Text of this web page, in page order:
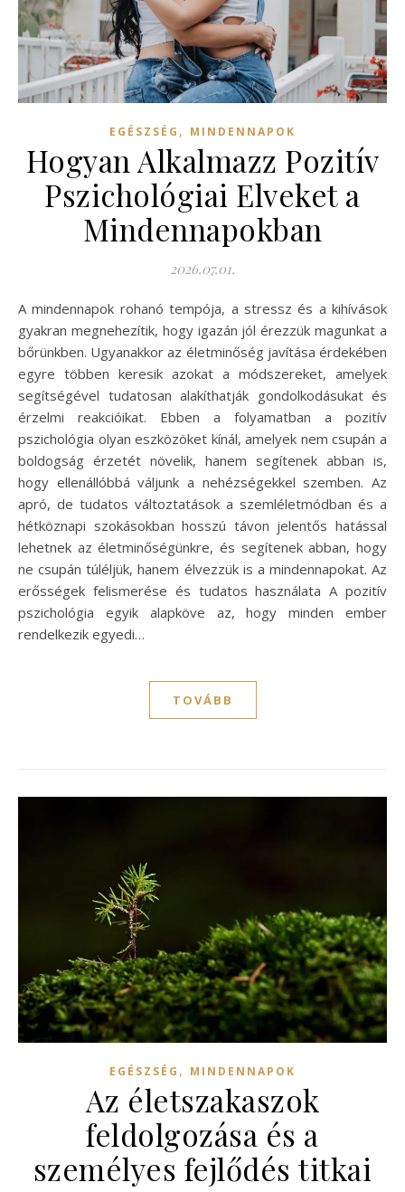
EGÉSZSÉG , MINDENNAPOK
Hogyan Alkalmazz Pozitív
Pszichológiai Elveket a
Mindennapokban
2026.07.01.
A mindennapok rohanó tempója, a stressz és a kihívások
gyakran megnehezítik, hogy igazán jól érezzük magunkat a
bőrünkben. Ugyanakkor az életminőség javítása érdekében
egyre többen keresik azokat a módszereket, amelyek
segítségével tudatosan alakíthatják gondolkodásukat és
érzelmi reakcióikat. Ebben a folyamatban a pozitív
pszichológia olyan eszközöket kínál, amelyek nem csupán a
boldogság érzetét növelik, hanem segítenek abban is,
hogy ellenállóbbá váljunk a nehézségekkel szemben. Az
apró, de tudatos változtatások a szemléletmódban és a
hétköznapi szokásokban hosszú távon jelentős hatással
lehetnek az életminőségünkre, és segítenek abban, hogy
ne csupán túléljük, hanem élvezzük is a mindennapokat. Az
erősségek felismerése és tudatos használata A pozitív
pszichológia egyik alapköve az, hogy minden ember
rendelkezik egyedi…
TOVÁBB
EGÉSZSÉG , MINDENNAPOK
Az életszakaszok
feldolgozása és a
személyes fejlődés titkai